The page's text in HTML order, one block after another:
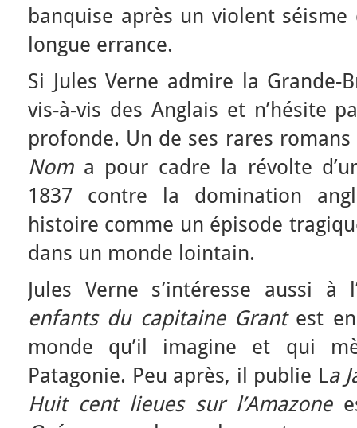
banquise après un violent
longue errance.
Si Jules Verne admire la
vis-à-vis des Anglais et n’hésite
profonde. Un de ses rares
Noma pour cadre la révolte
1837 contre la domination
histoire comme un épisode
dans un monde lointain.
Jules Verne s’intéresse aussi
enfants du capitaine Grantest
monde qu’il imagine et qui
Patagonie. Peu après, il publie La
Huit cent lieues sur l’Amazone